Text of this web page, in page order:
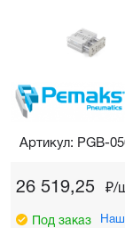
26 519,25 ₽/
Под заказ
Артикул: PGB-